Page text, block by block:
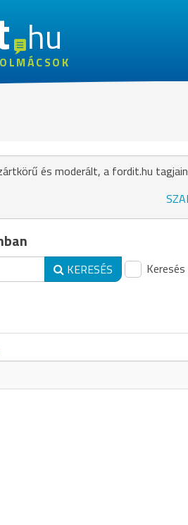
hu
és moderált, a fordit.hu
KERESÉS